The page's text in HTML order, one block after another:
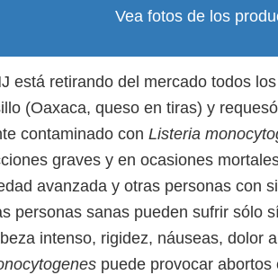
Vea fotos de los
está retirando del mercado todos
(Oaxaca, queso en tiras) y
contaminado con Listeria
graves y en ocasiones
avanzada y otras personas con
personas sanas pueden sufrir sólo
intenso, rigidez, náuseas, dolor
puede provocar abortos